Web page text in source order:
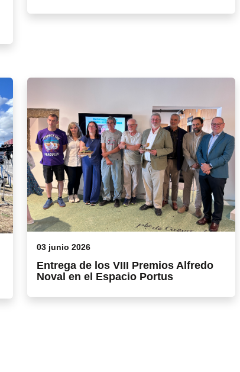
03 junio 2026
Entrega de los VIII Premios Alfredo
Noval en el Espacio Portus